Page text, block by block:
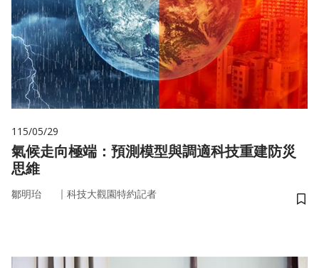
115/05/29
氣候走向極端：預測模型與調適科技重建防災
思維
鄒明珆 ｜ 科技大觀園特約記者
儲